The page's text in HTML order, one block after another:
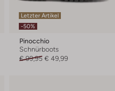
Letzter Artikel
-50%
Pinocchio
Schnürboots
€ 99,95 € 49,99